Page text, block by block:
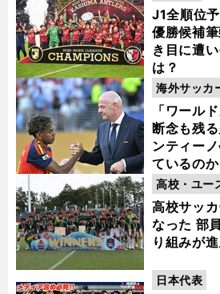
J1全順位
優勝候補
き目に遭
は？
「ワール
断念も残
ンティー
ているのか
海外サッカ
高校サッ
なった 部
り組みが
高校・ユー
日本代表